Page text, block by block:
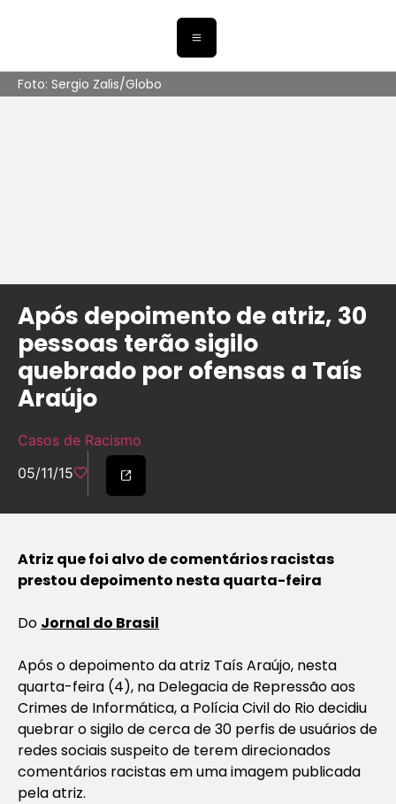
Foto: Sergio Zalis/Globo
Após depoimento de atriz, 30
pessoas terão sigilo
quebrado por ofensas a Taís
Araújo
Casos de Racismo
05/11/15
Atriz que foi alvo de comentários racistas
prestou depoimento nesta quarta-feira
Do Jornal do Brasil
Após o depoimento da atriz Taís Araújo, nesta
quarta-feira (4), na Delegacia de Repressão aos
Crimes de Informática, a Polícia Civil do Rio decidiu
quebrar o sigilo de cerca de 30 perfis de usuários de
redes sociais suspeito de terem direcionados
comentários racistas em uma imagem publicada
pela atriz.